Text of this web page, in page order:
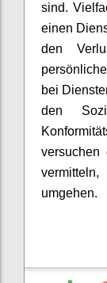
sind.
einen
den
bei
den
umgehen.